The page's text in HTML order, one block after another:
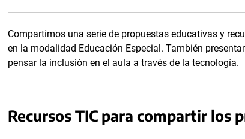
Compartimos una serie de propuestas educativas y
en la modalidad Educación Especial. También
pensar la inclusión en el aula a través de la tecnología.
Recursos TIC para compartir los